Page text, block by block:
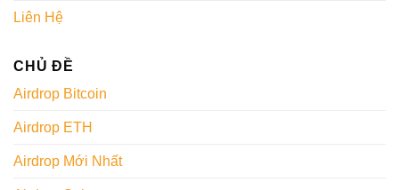
Liên Hệ
CHỦ ĐỀ
Airdrop Bitcoin
Airdrop ETH
Airdrop Mới Nhất